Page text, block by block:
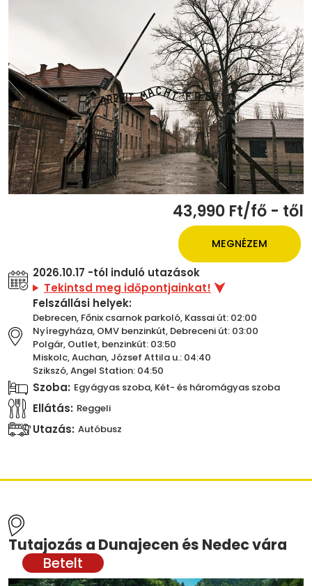
43,990 Ft/fő - től
MEGNÉZEM
2026.10.17 -tól induló utazások
Tekintsd meg időpontjainkat!
Felszállási helyek:
Debrecen, Főnix csarnok parkoló, Kassai út: 02:00
Nyíregyháza, OMV benzinkút, Debreceni út: 03:00
Polgár, Outlet, benzinkút: 03:50
Miskolc, Auchan, József Attila u.: 04:40
Szikszó, Angel Station: 04:50
Szoba: Egyágyas szoba, Két- és háromágyas szoba
Ellátás: Reggeli
Utazás: Autóbusz
Tutajozás a Dunajecen és Nedec vára